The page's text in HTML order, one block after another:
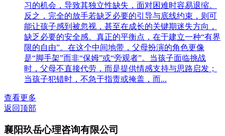
习的机会，导致其独立性缺失，面对困难时容易退缩。
反之，完全的放手若缺乏必要的引导与底线约束，则可
能让孩子感到被忽视，甚至在成长的关键期迷失方向，
缺乏必要的安全感。真正的平衡点，在于建立一种“有界
限的自由”。在这个中间地带，父母扮演的角色更像
是“脚手架”而非“保姆”或“旁观者”。当孩子面临挑战
时，父母不直接代劳，而是提供情感支持与思路启发；
当孩子犯错时，不急于指责或掩盖，而...
查看更多
返回顶部
襄阳玖岳心理咨询有限公司